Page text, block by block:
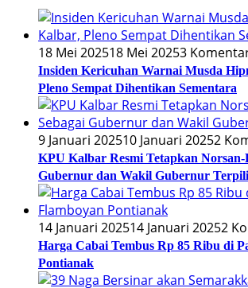
18 Mei 202518 Mei 20253
Insiden Kericuhan Warnai Musda
Pleno Sempat Dihentikan Sementara
9 Januari 202510 Januari 20252
KPU Kalbar Resmi Tetapkan Norsan-
Gubernur dan Wakil Gubernur
14 Januari 202514 Januari 20252
Harga Cabai Tembus Rp 85 Ribu di
Pontianak